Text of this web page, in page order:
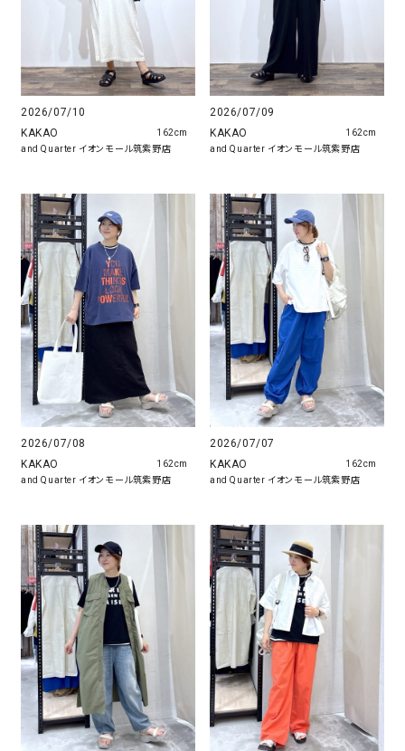
2026/07/10
KAKAO
and Quarter イオンモール筑紫野店
162cm
2026/07/09
KAKAO
and Quarter イオンモール筑紫野店
162cm
2026/07/08
KAKAO
and Quarter イオンモール筑紫野店
162cm
2026/07/07
KAKAO
and Quarter イオンモール筑紫野店
162cm